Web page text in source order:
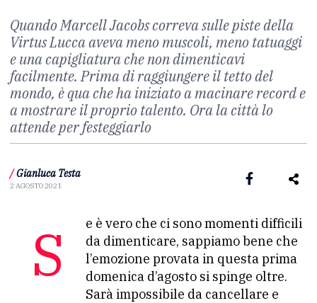
Quando Marcell Jacobs correva sulle piste della
Virtus Lucca aveva meno muscoli, meno tatuaggi
e una capigliatura che non dimenticavi
facilmente. Prima di raggiungere il tetto del
mondo, è qua che ha iniziato a macinare record e
a mostrare il proprio talento. Ora la città lo
attende per festeggiarlo
/ Gianluca Testa
2 AGOSTO 2021
Se è vero che ci sono momenti difficili
da dimenticare, sappiamo bene che
l’emozione provata in questa prima
domenica d’agosto si spinge oltre.
Sarà impossibile da cancellare e